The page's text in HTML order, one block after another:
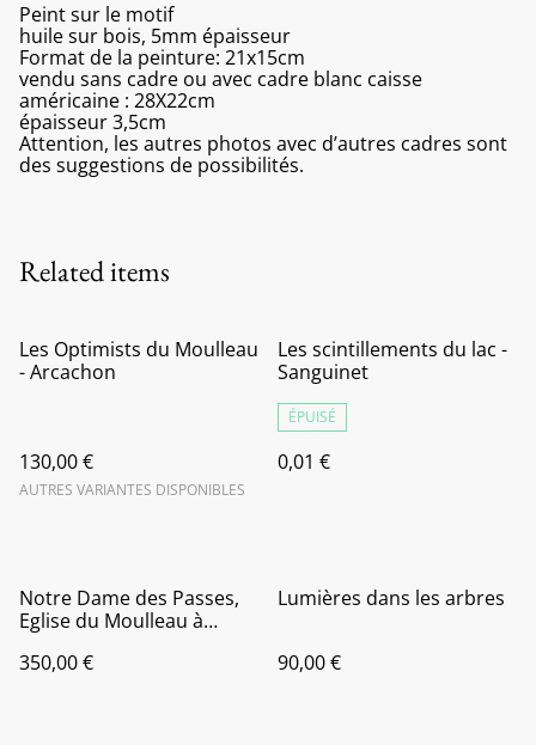
Peint sur le motif
huile sur bois, 5mm épaisseur
Format de la peinture: 21x15cm
vendu sans cadre ou avec cadre blanc caisse
américaine : 28X22cm
épaisseur 3,5cm
Attention, les autres photos avec d’autres cadres sont
des suggestions de possibilités.
Related items
Les Optimists du Moulleau
- Arcachon
130,00 €
AUTRES VARIANTES DISPONIBLES
Les scintillements du lac -
Sanguinet
ÉPUISÉ
0,01 €
Notre Dame des Passes,
Eglise du Moulleau à
350,00 €
Lumières dans les arbres
90,00 €